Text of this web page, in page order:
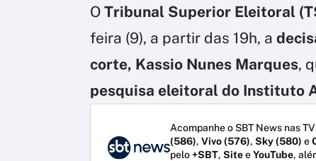
O Tribunal Superior Eleitoral
feira (9), a partir das 19h, a
corte, Kassio Nunes Marques,
pesquisa eleitoral do Instituto
Acompanhe o SBT News nas
(586), Vivo (576), Sky (580) e
pelo+SBT, SiteeYouTube,